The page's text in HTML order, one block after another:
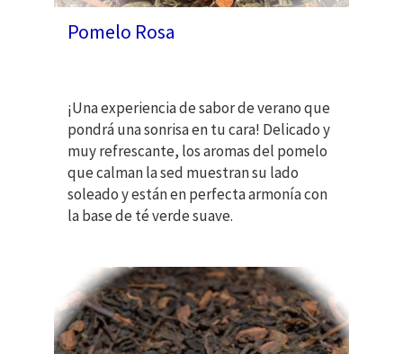
Pomelo Rosa
¡Una experiencia de sabor de verano que
pondrá una sonrisa en tu cara! Delicado y
muy refrescante, los aromas del pomelo
que calman la sed muestran su lado
soleado y están en perfecta armonía con
la base de té verde suave.